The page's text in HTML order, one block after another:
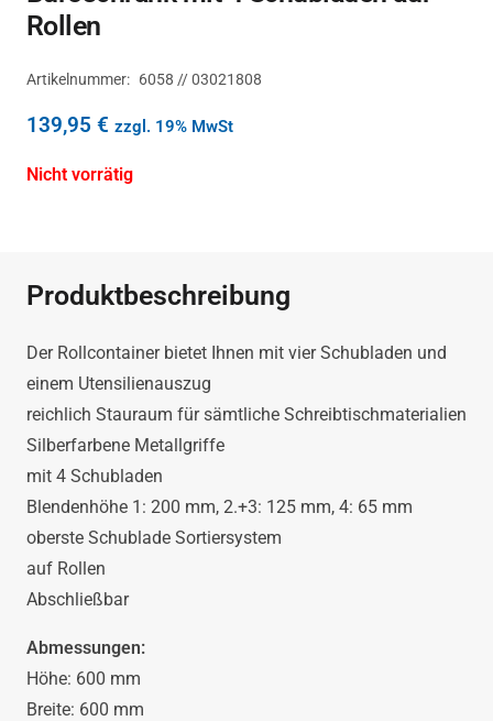
Rollen
Artikelnummer: 6058 // 03021808
139,95 € zzgl. 19% MwSt
Nicht vorrätig
Produktbeschreibung
Der Rollcontainer bietet Ihnen mit vier Schubladen und
einem Utensilienauszug
reichlich Stauraum für sämtliche Schreibtischmaterialien
Silberfarbene Metallgriffe
mit 4 Schubladen
Blendenhöhe 1: 200 mm, 2.+3: 125 mm, 4: 65 mm
oberste Schublade Sortiersystem
auf Rollen
Abschließbar
Abmessungen:
Höhe: 600 mm
Breite: 600 mm